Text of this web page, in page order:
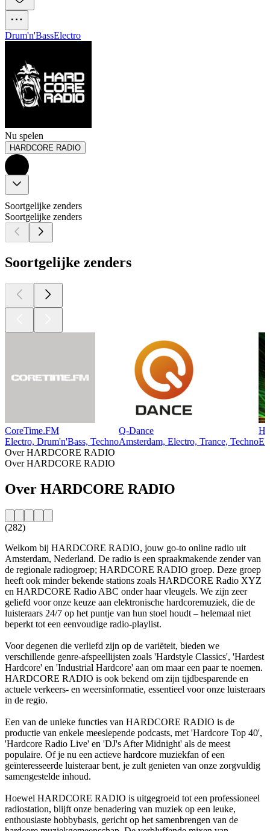
Drum'n'BassElectro
Nu spelen
HARDCORE RADIO
Soortgelijke zenders
Soortgelijke zenders
Soortgelijke zenders
CoreTime.FM
Electro, Drum'n'Bass, Techno
Q-Dance
Amsterdam, Electro, Trance, Techno
Over HARDCORE RADIO
Over HARDCORE RADIO
Over HARDCORE RADIO
(282)
Welkom bij HARDCORE RADIO, jouw go-to online radio uit
Amsterdam, Nederland. De radio is een spraakmakende zender van
de regionale radiogroep; HARDCORE RADIO groep. Deze groep
heeft ook minder bekende stations zoals HARDCORE Radio XYZ
en HARDCORE Radio ABC onder haar vleugels. We zijn zeer
geliefd voor onze keuze aan elektronische hardcoremuziek, die de
luisteraars 24/7 op het puntje van hun stoel houdt – helemaal niet
beperkt tot een eenvoudige radio-playlist.
Voor degenen die verliefd zijn op de variëteit, bieden we
verschillende genre-afspeellijsten zoals 'Hardstyle Classics', 'Hardest
Hardcore' en 'Industrial Hardcore' aan om maar een paar te noemen.
HARDCORE RADIO is ook bekend om zijn tijdbesparende en
actuele verkeers- en weersinformatie, essentieel voor onze luisteraars
in de regio.
Een van de unieke functies van HARDCORE RADIO is de
productie van enkele meeslepende podcasts, met 'Hardcore Top 40',
'Hardcore Radio Live' en 'DJ's After Midnight' als de meest
populaire. Of je nu een actieve hardcore muziekfan of een
geïnteresseerde luisteraar bent, je zult genieten van onze zorgvuldig
samengestelde inhoud.
Hoewel HARDCORE RADIO is uitgegroeid tot een professioneel
radiostation, blijft onze benadering van muziek op een leuke,
enthousiaste hobbybasis, gericht op het samenbrengen van de